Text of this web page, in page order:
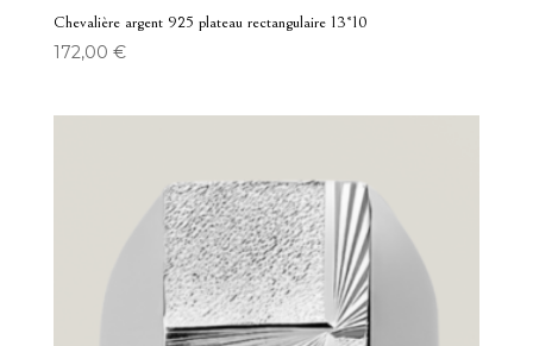
Chevalière argent 925 plateau rectangulaire 13*10
172,00 €